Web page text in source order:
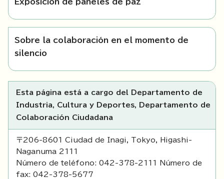
Sobre la colaboración en el momento de
silencio
Esta página está a cargo del Departamento de
Industria, Cultura y Deportes, Departamento de
Colaboración Ciudadana
〒206-8601 Ciudad de Inagi, Tokyo, Higashi-
Naganuma 2111
Número de teléfono: 042-378-2111 Número de
fax: 042-378-5677